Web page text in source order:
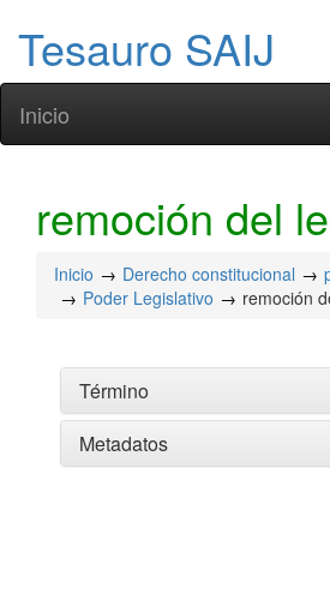
Tesauro SAIJ
Inicio
remoción del
Inicio Derecho constitucional
Poder Legislativo
remoción
Término
Metadatos